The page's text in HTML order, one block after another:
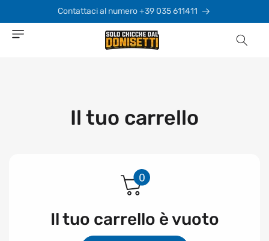
direttamente
ai contenuti
Contattaci al numero +39 035 611411
Il tuo carrello
Il tuo carrello è vuoto